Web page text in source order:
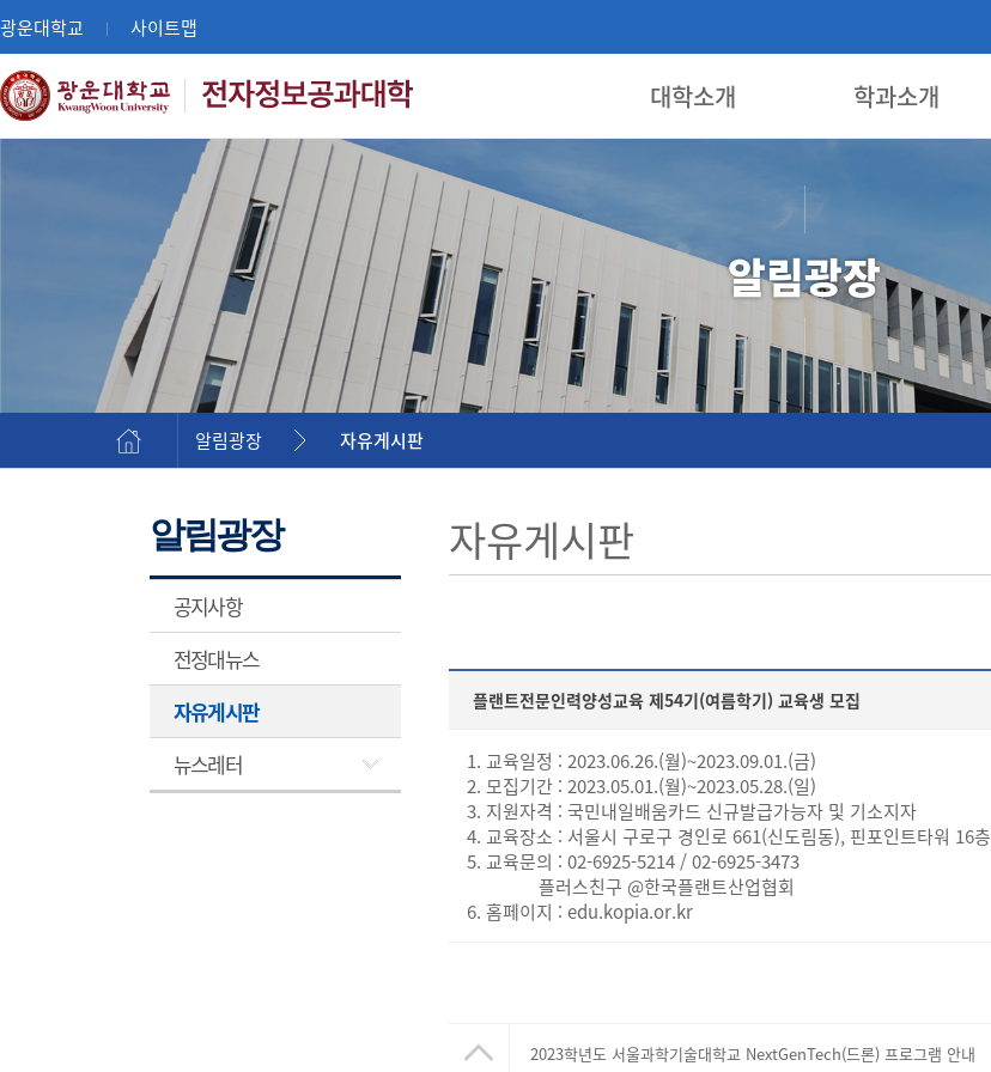
광운대학교 | 사이트맵
대학소개 학과소개
알림광장
알림광장 자유게시판
알림광장
공지사항
전정대뉴스
자유게시판
뉴스레터
자유게시판
플랜트전문인력양성교육 제54기(여름학기) 교육생 모집
1. 교육일정 : 2023.06.26.(월)~2023.09.01.(금)
2. 모집기간 : 2023.05.01.(월)~2023.05.28.(일)
3. 지원자격 : 국민내일배움카드 신규발급가능자 및 기소지자
4. 교육장소 : 서울시 구로구 경인로 661(신도림동), 핀포인트타워 16층
5. 교육문의 : 02-6925-5214 / 02-6925-3473
플러스친구 @한국플랜트산업협회
6. 홈페이지 : edu.kopia.or.kr
2023학년도 서울과학기술대학교 NextGenTech(드론) 프로그램 안내